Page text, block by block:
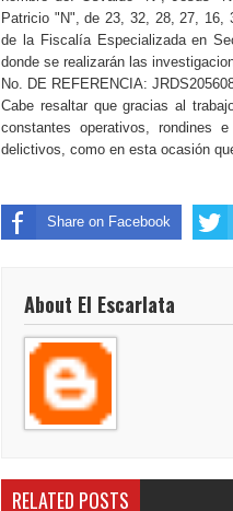
Patricio "N", de 23, 32, 28, 27, 16,
de la Fiscalía Especializada en
donde se realizarán las
No. DE REFERENCIA:
Cabe resaltar que gracias al
constantes operativos, rondines
delictivos, como en esta ocasión
Share on Facebook
About El Escarlata
RELATED POSTS